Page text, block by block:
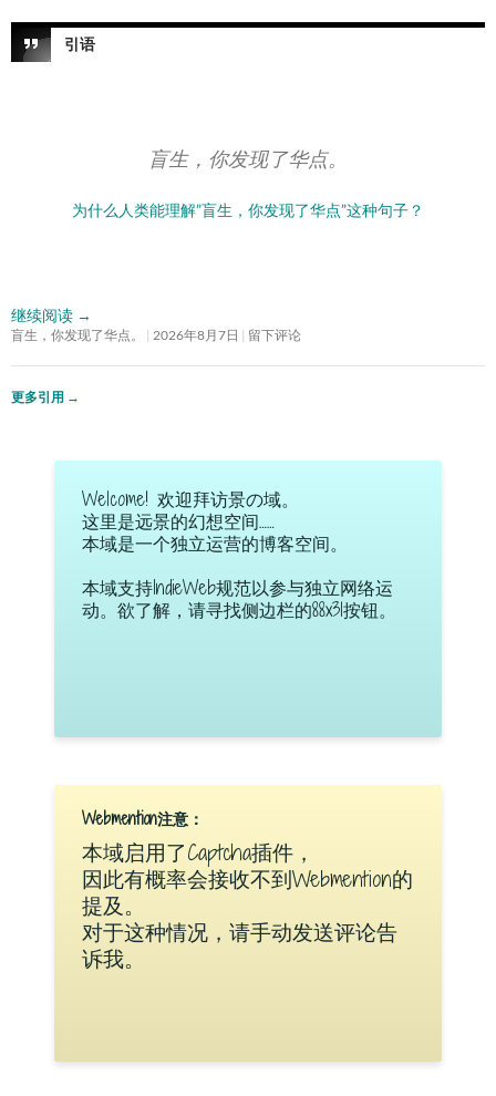
引语
盲生，你发现了华点。
为什么人类能理解”盲生，你发现了华点”这种句子？
继续阅读 →
盲生，你发现了华点。 2026年8月7日 留下评论
更多引用 →
Welcome! 欢迎拜访景の域。
这里是远景的幻想空间……
本域是一个独立运营的博客空间。
本域支持IndieWeb规范以参与独立网络运
动。欲了解，请寻找侧边栏的88x31按钮。
Webmention注意：
本域启用了Captcha插件，
因此有概率会接收不到Webmention的
提及。
对于这种情况，请手动发送评论告
诉我。